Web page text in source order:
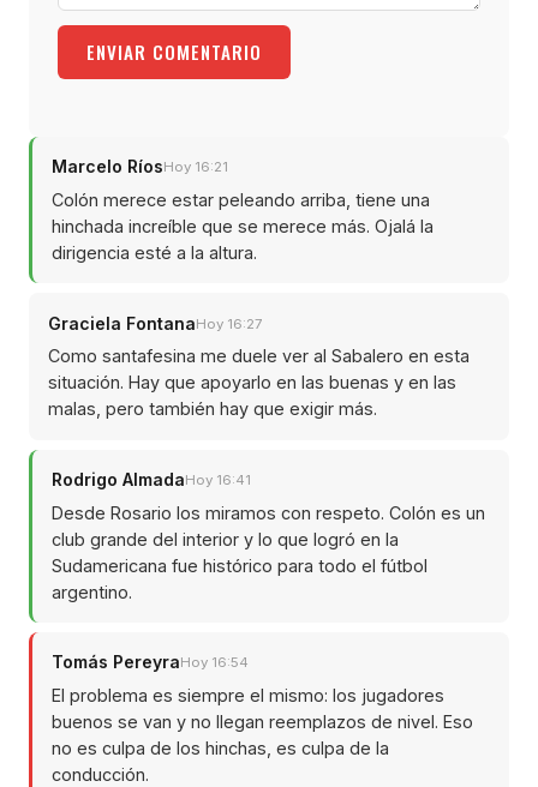
ENVIAR COMENTARIO
Marcelo RíosHoy 16:21
Colón merece estar peleando arriba, tiene una
hinchada increíble que se merece más. Ojalá la
dirigencia esté a la altura.
Graciela FontanaHoy 16:27
Como santafesina me duele ver al Sabalero en esta
situación. Hay que apoyarlo en las buenas y en las
malas, pero también hay que exigir más.
Rodrigo AlmadaHoy 16:41
Desde Rosario los miramos con respeto. Colón es un
club grande del interior y lo que logró en la
Sudamericana fue histórico para todo el fútbol
argentino.
Tomás PereyraHoy 16:54
El problema es siempre el mismo: los jugadores
buenos se van y no llegan reemplazos de nivel. Eso
no es culpa de los hinchas, es culpa de la
conducción.